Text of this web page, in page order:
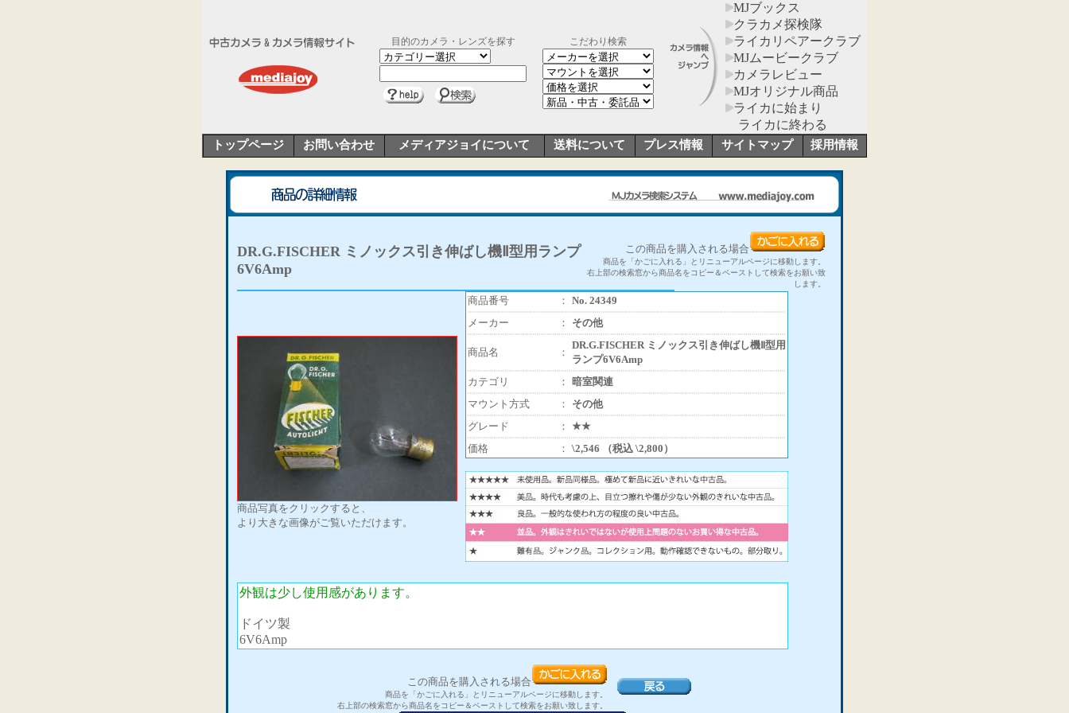
目的のカメラ・レンズを探す こだわり検索
MJブックス
クラカメ探検隊
ライカリペアークラブ
MJムービークラブ
カメラレビュー
MJオリジナル商品
ライカに始まり
ライカに終わる
トップページ お問い合わせ メディアジョイについて 送料について プレス情報 サイトマップ 採用情報
DR.G.FISCHER ミノックス引き伸ばし機Ⅱ型用ランプ
6V6Amp
この商品を購入される場合
商品を「かごに入れる」とリニューアルページに移動します。
右上部の検索窓から商品名をコピー＆ペーストして検索をお願い致
します。
商品写真をクリックすると、
より大きな画像がご覧いただけます。
商品番号 ： No. 24349
メーカー
： その他
商品名 ：
DR.G.FISCHER ミノックス引き伸ばし機Ⅱ型用
ランプ6V6Amp
カテゴリ
：
暗室関連
マウント方式
：
その他
グレード
： ★★
価格
： \2,546 （税込 \2,800）
外観は少し使用感があります。
ドイツ製
6V6Amp
この商品を購入される場合
商品を「かごに入れる」とリニューアルページに移動します。
右上部の検索窓から商品名をコピー＆ペーストして検索をお願い致します。